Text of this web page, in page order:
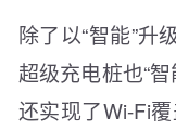
除了以“智能”升
超级充电桩也“
还实现了Wi-Fi